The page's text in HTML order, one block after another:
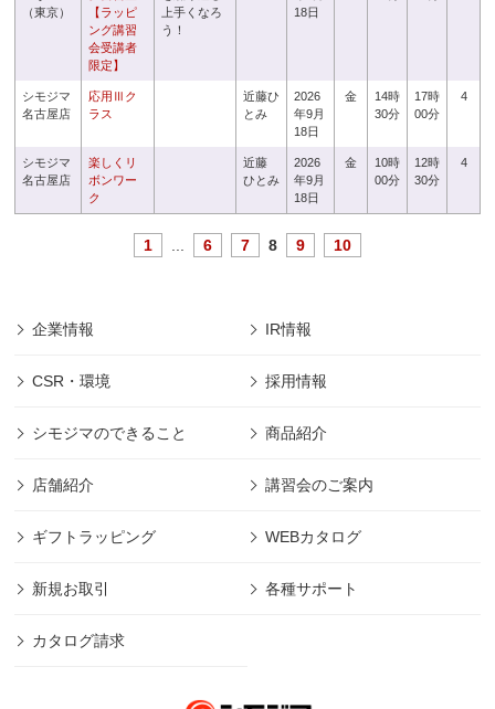
（東京）
【ラッピ
ング講習
会受講者
限定】
上手くなろ
う！
18日
シモジマ
名古屋店
応用Ⅲク
ラス
近藤ひ
とみ
2026
年9月
18日
金
14時
30分
17時
00分
4
シモジマ
名古屋店
楽しくリ
ボンワー
ク
近藤
ひとみ
2026
年9月
18日
金
10時
00分
12時
30分
4
1 6 7 8 9 10
企業情報 IR情報
CSR・環境 採用情報
シモジマのできること 商品紹介
店舗紹介 講習会のご案内
ギフトラッピング WEBカタログ
新規お取引 各種サポート
カタログ請求